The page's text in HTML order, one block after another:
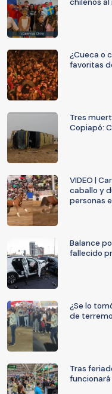
chilenos
¿Cueca o
favoritas
Tres
Copiapó:
VIDEO |
caballo y
personas
Balance
fallecido
¿Se lo
de
Tras